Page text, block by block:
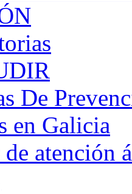
De
en Galicia
de atención